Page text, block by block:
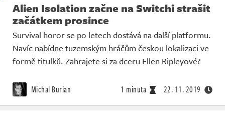
Alien Isolation začne na Switchi strašit
začátkem prosince
Survival horor se po letech dostává na další platformu.
Navíc nabídne tuzemským hráčům českou lokalizaci ve
formě titulků. Zahrajete si za dceru Ellen Ripleyové?
Michal Burian 1 minuta 22. 11. 2019